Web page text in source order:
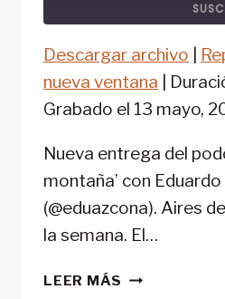
FEED RSS
COMPARTIR
ENLACE
Descargar archivo
nueva ventana
Grabado el 13 mayo,
Nueva entrega del
montaña’ con
(@eduazcona). Aires
la semana. El…
LEER MÁS ‘MALDITA